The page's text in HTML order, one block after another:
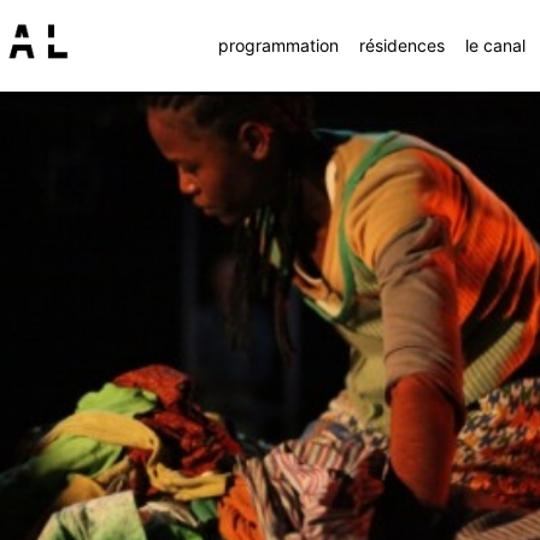
programmation résidences le canal